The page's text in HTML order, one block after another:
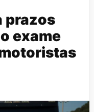
prazos
exame